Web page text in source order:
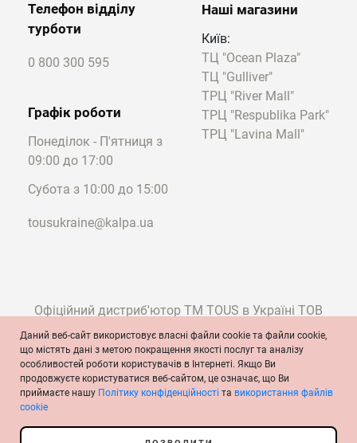
Телефон відділу
турботи
0 800 300 595
Графік роботи
Понеділок - П'ятниця з
09:00 до 17:00
Субота з 10:00 до 15:00
tousukraine@kalpa.ua
Наші магазини
Київ:
ТЦ "Ocean Plaza"
ТЦ "Gulliver"
ТРЦ "River Mall"
ТРЦ "Respublika Park"
ТРЦ "Lavina Mall"
Офіційний дистриб'ютор ТМ TOUS в Україні ТОВ
"Калпа"
© TOUS, ювеліри з 1920 року
Умови та положення
Даний веб-сайт використовує власні файли cookie та файли cookie,
що містять дані з метою покращення якості послуг та аналізу
особливостей роботи користувачів в Інтернеті. Якщо Ви
продовжуєте користуватися веб-сайтом, це означає, що Ви
приймаєте нашу Політику конфіденційності та використання файлів
cookie